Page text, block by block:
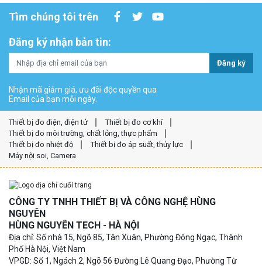
Tìm chúng tôi trên
Đăng ký nhận bản tin:
Đăng ký
Nhận mã giảm giá, ưu đãi độc quyền qua
Email của bạn mỗi ngày.
Thiết bị đo điện, điện tử
Thiết bị đo cơ khí
Thiết bị đo môi trường, chất lỏng, thực phẩm
Thiết bị đo nhiệt độ
Thiết bị đo áp suất, thủy lực
Máy nội soi, Camera
CÔNG TY TNHH THIẾT BỊ VÀ CÔNG NGHỆ HÙNG
NGUYÊN
HÙNG NGUYÊN TECH - HÀ NỘI
Địa chỉ: Số nhà 15, Ngõ 85, Tân Xuân, Phường Đông Ngạc, Thành
Phố Hà Nội, Việt Nam
VPGD: Số 1, Ngách 2, Ngõ 56 Đường Lê Quang Đạo, Phường Từ